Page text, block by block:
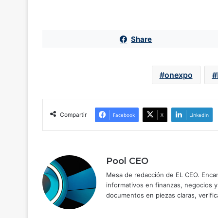
Share
onexpo
Compartir Facebook X LinkedIn
Pool CEO
Mesa de redacción de EL CEO.
informativos en finanzas, negocios
documentos en piezas claras,